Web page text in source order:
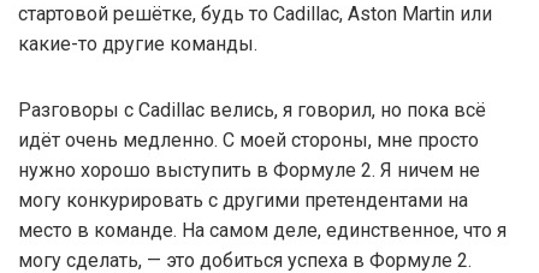
стартовой решётке, будь то Cadillac, Aston Martin или
какие-то другие команды.
Разговоры с Cadillac велись, я говорил, но пока всё
идёт очень медленно. С моей стороны, мне просто
нужно хорошо выступить в Формуле 2. Я ничем не
могу конкурировать с другими претендентами на
место в команде. На самом деле, единственное, что я
могу сделать, — это добиться успеха в Формуле 2.